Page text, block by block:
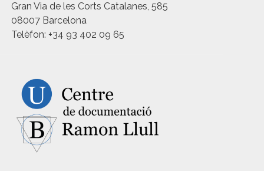
Gran Via de les Corts Catalanes, 585
08007 Barcelona
Telèfon: +34 93 402 09 65